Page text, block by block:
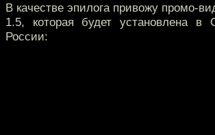
В качестве эпилога привожу промо-
1.5, которая будет установлена
России: